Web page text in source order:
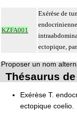
KZFA001
Exérèse de
endocrinienne
ectopique,
Proposer un nom
Thésaurus
Exérèse T.
ectopique coelio.